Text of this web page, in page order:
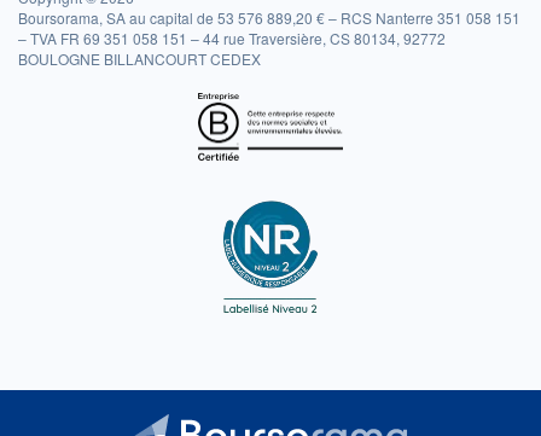
Boursorama, SA au capital de 53 576 889,20 € – RCS Nanterre 351 058 151
– TVA FR 69 351 058 151 – 44 rue Traversière, CS 80134, 92772
BOULOGNE BILLANCOURT CEDEX